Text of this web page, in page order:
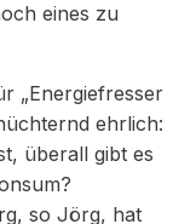
eines zu
„Energiefresser
ehrlich:
überall gibt es
so Jörg, hat